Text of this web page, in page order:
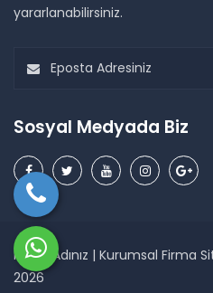
yararlanabilirsiniz.
Sosyal Medyada Biz
Firma Adınız | Kurumsal Firma
2026